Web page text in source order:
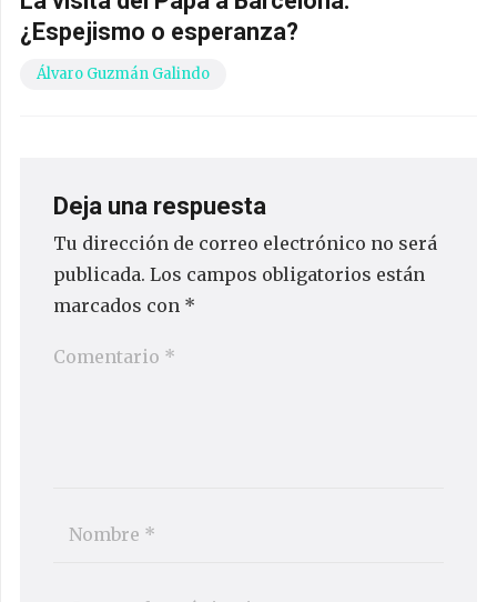
¿Espejismo o esperanza?
Álvaro Guzmán Galindo
Deja una respuesta
Tu dirección de correo electrónico no será
publicada. Los campos obligatorios están
marcados con *